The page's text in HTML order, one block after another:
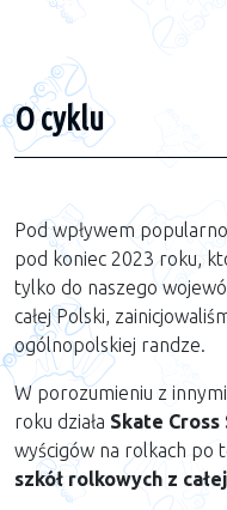
O cyklu
Pod wpływem
pod koniec 2023 roku,
tylko do naszego
całej Polski,
ogólnopolskiej randze.
W porozumieniu z innymi
roku działa Skate Cross
wyścigów na rolkach
szkół rolkowych z